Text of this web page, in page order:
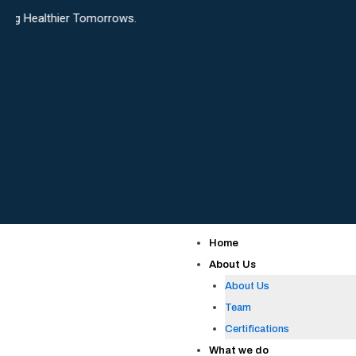
Skip
Tomorrows.
Home
About Us
About Us
Team
Certifications
What we do